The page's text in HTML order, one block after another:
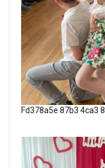
Fd378a5e 87b3 4ca3